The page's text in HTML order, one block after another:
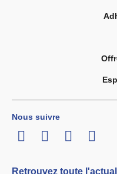
Nous suivre
LinkedInTwitterFacebook
Retrouvez toute